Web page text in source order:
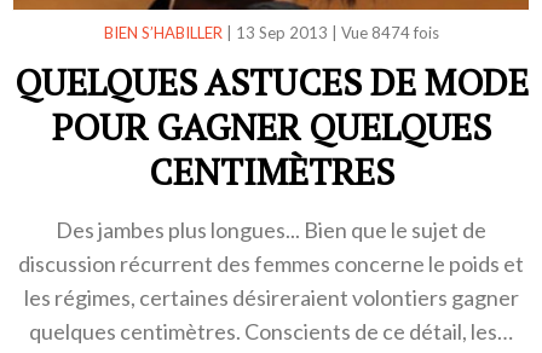
BIEN S’HABILLER| 13 Sep 2013 Vue 8474 fois
QUELQUES ASTUCES DE MODE
POUR GAGNER QUELQUES
CENTIMÈTRES
Des jambes plus longues... Bien que le sujet de
discussion récurrent des femmes concerne le poids et
les régimes, certaines désireraient volontiers gagner
quelques centimètres. Conscients de ce détail, les…